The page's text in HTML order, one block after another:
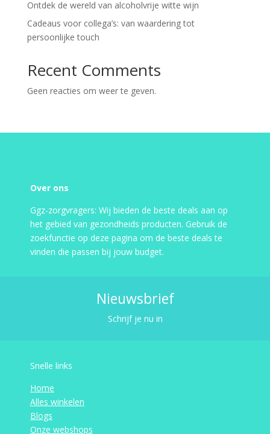
Ontdek de wereld van alcoholvrije witte wijn
Cadeaus voor collega’s: van waardering tot
persoonlijke touch
Recent Comments
Geen reacties om weer te geven.
Over ons
Ggz-zorgvragers: Wij bieden de beste deals aan op
het gebied van gezondheids producten. Gebruik de
zoekfunctie op deze pagina om de beste deals te
vinden die passen bij jouw budget.
Nieuwsbrief
Schrijf je nu in
Snelle links
Home
Alles winkelen
Blogs
Onze webshops